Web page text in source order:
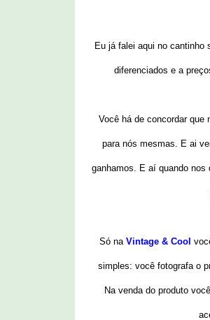
Eu já falei aqui no cantinho
diferenciados e a
Você há de concordar que
para nós mesmas. E ai
ganhamos. E aí quando nos
Só na Vintage & Cool
simples: você fotografa o
Na venda do produto